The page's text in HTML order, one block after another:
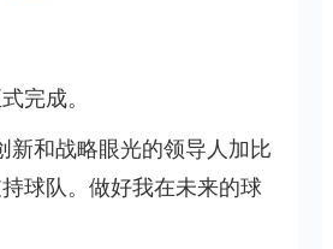
完成。
新和战略眼光的领导人加比
球队。做好我在未来的球